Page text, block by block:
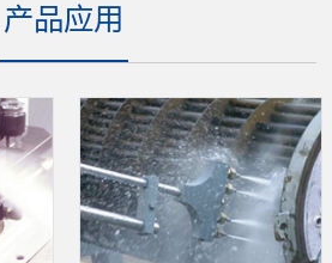
产品应用